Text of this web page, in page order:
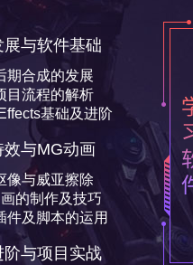
与模型基础
件制作流程详解
4D基本布局与使用介绍
和曲面建模的技巧方法
与环境灯光
基本介绍和材质球的详细解
详解
光手法的运用
与项目实训